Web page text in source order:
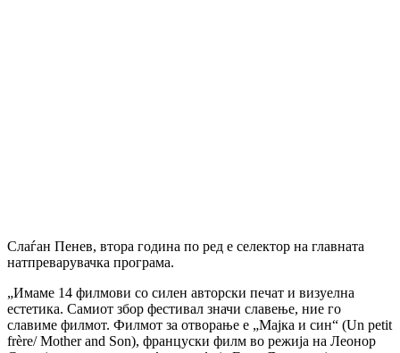
Слаѓан Пенев, втора година по ред е селектор на главната
натпреварувачка програма.
„Имаме 14 филмови со силен авторски печат и визуелна
естетика. Самиот збор фестивал значи славење, ние го
славиме филмот. Филмот за отворање е „Мајка и син“ (Un petit
frère/ Mother and Son), француски филм во режија на Леонор